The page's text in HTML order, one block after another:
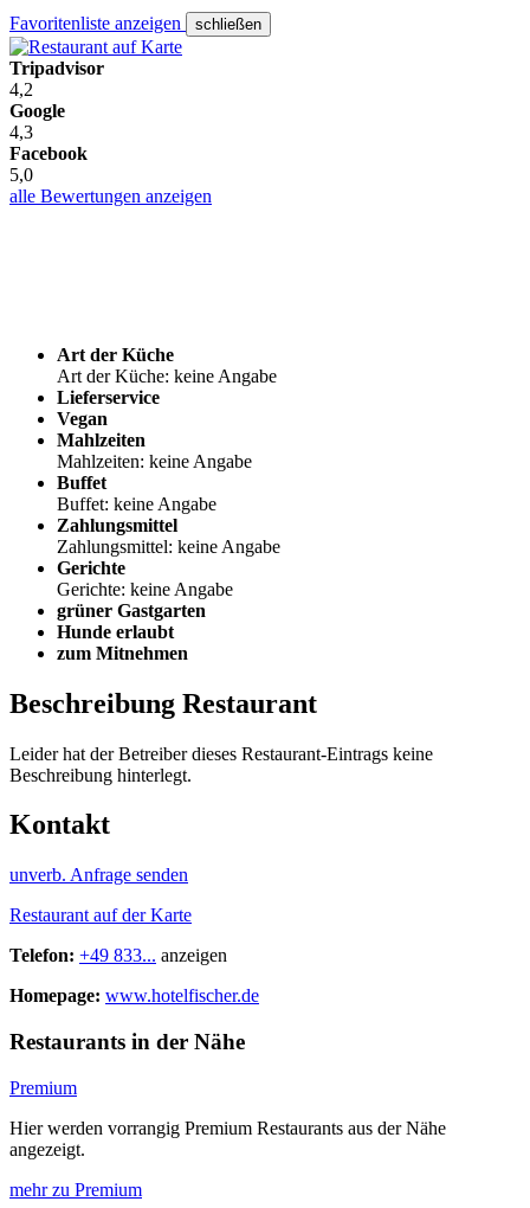
Favoritenliste anzeigen schließen
Tripadvisor
4,2
Google
4,3
Facebook
5,0
alle Bewertungen anzeigen
Art der Küche
Art der Küche: keine Angabe
Lieferservice
Vegan
Mahlzeiten
Mahlzeiten: keine Angabe
Buffet
Buffet: keine Angabe
Zahlungsmittel
Zahlungsmittel: keine Angabe
Gerichte
Gerichte: keine Angabe
grüner Gastgarten
Hunde erlaubt
zum Mitnehmen
Beschreibung Restaurant
Leider hat der Betreiber dieses Restaurant-Eintrags keine
Beschreibung hinterlegt.
Kontakt
unverb. Anfrage senden
Restaurant auf der Karte
Telefon: +49 833... anzeigen
Homepage: www.hotelfischer.de
Restaurants in der Nähe
Premium
Hier werden vorrangig Premium Restaurants aus der Nähe
angezeigt.
mehr zu Premium